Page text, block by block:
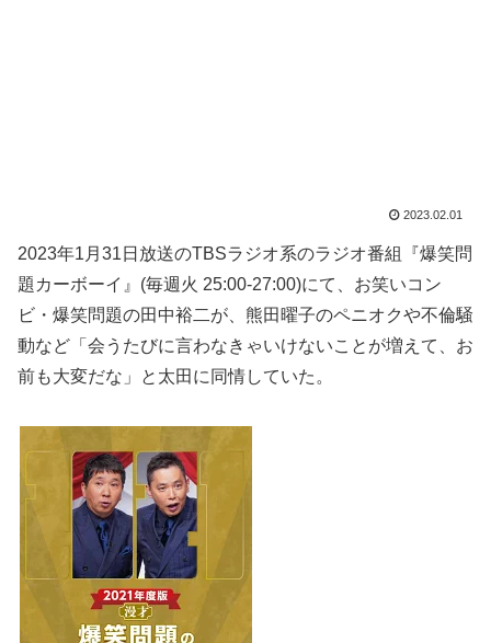
2023.02.01
2023年1月31日放送のTBSラジオ系のラジオ番組『爆笑問
題カーボーイ』(毎週火 25:00-27:00)にて、お笑いコン
ビ・爆笑問題の田中裕二が、熊田曜子のペニオクや不倫騒
動など「会うたびに言わなきゃいけないことが増えて、お
前も大変だな」と太田に同情していた。